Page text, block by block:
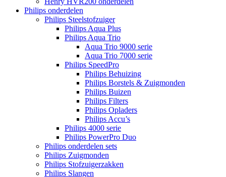
Philips onderdelen
Philips Steelstofzuiger
Philips Aqua Plus
Philips Aqua Trio
Aqua Trio 9000 serie
Aqua Trio 7000 serie
Philips SpeedPro
Philips Behuizing
Philips Borstels & Zuigmonden
Philips Buizen
Philips Filters
Philips Opladers
Philips Accu’s
Philips 4000 serie
Philips PowerPro Duo
Philips onderdelen sets
Philips Zuigmonden
Philips Stofzuigerzakken
Philips Slangen